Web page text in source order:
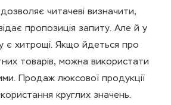
дозволяє читачеві визначити,
пропозиція запиту. Але й у
є хитрощі. Якщо йдеться про
товарів, можна використати
Продаж люксової продукції
круглих значень.